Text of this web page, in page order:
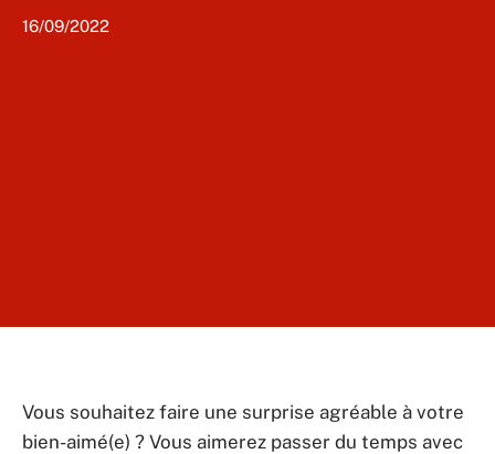
16/09/2022
Vous souhaitez faire une surprise agréable à votre
bien-aimé(e) ? Vous aimerez passer du temps avec